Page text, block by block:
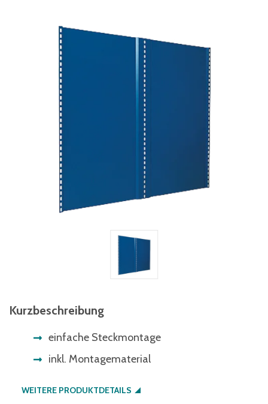
Kurzbeschreibung
einfache Steckmontage
inkl. Montagematerial
WEITERE PRODUKTDETAILS